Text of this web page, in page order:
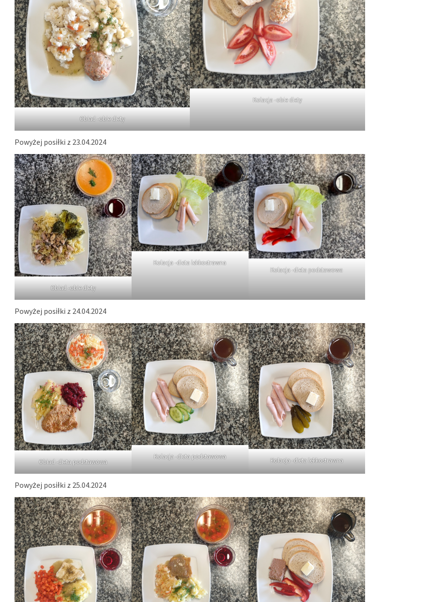
Obiad -obie diety
Kolacja -obie diety
Powyżej posiłki z 23.04.2024
Obiad -obie diety
Kolacja -dieta lekkostrawna
Kolacja -dieta podstawowa
Powyżej posiłki z 24.04.2024
Obiad -dieta podstawowa
Kolacja -dieta podstawowa Kolacja -dieta lekkostrawna
Powyżej posiłki z 25.04.2024